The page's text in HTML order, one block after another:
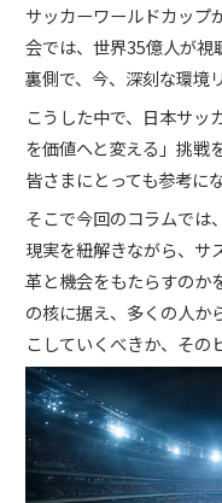
サッカーワールドカップ
会では、世界35億人が視
裏側で、今、深刻な環境
こうした中で、日本サッ
を価値へと変える」挑戦
皆さまにとっても参考に
そこで今回のコラムでは
現実を紐解きながら、サ
革と機会をもたらすのか
の核に据え、多くの人か
こしていくべきか、その